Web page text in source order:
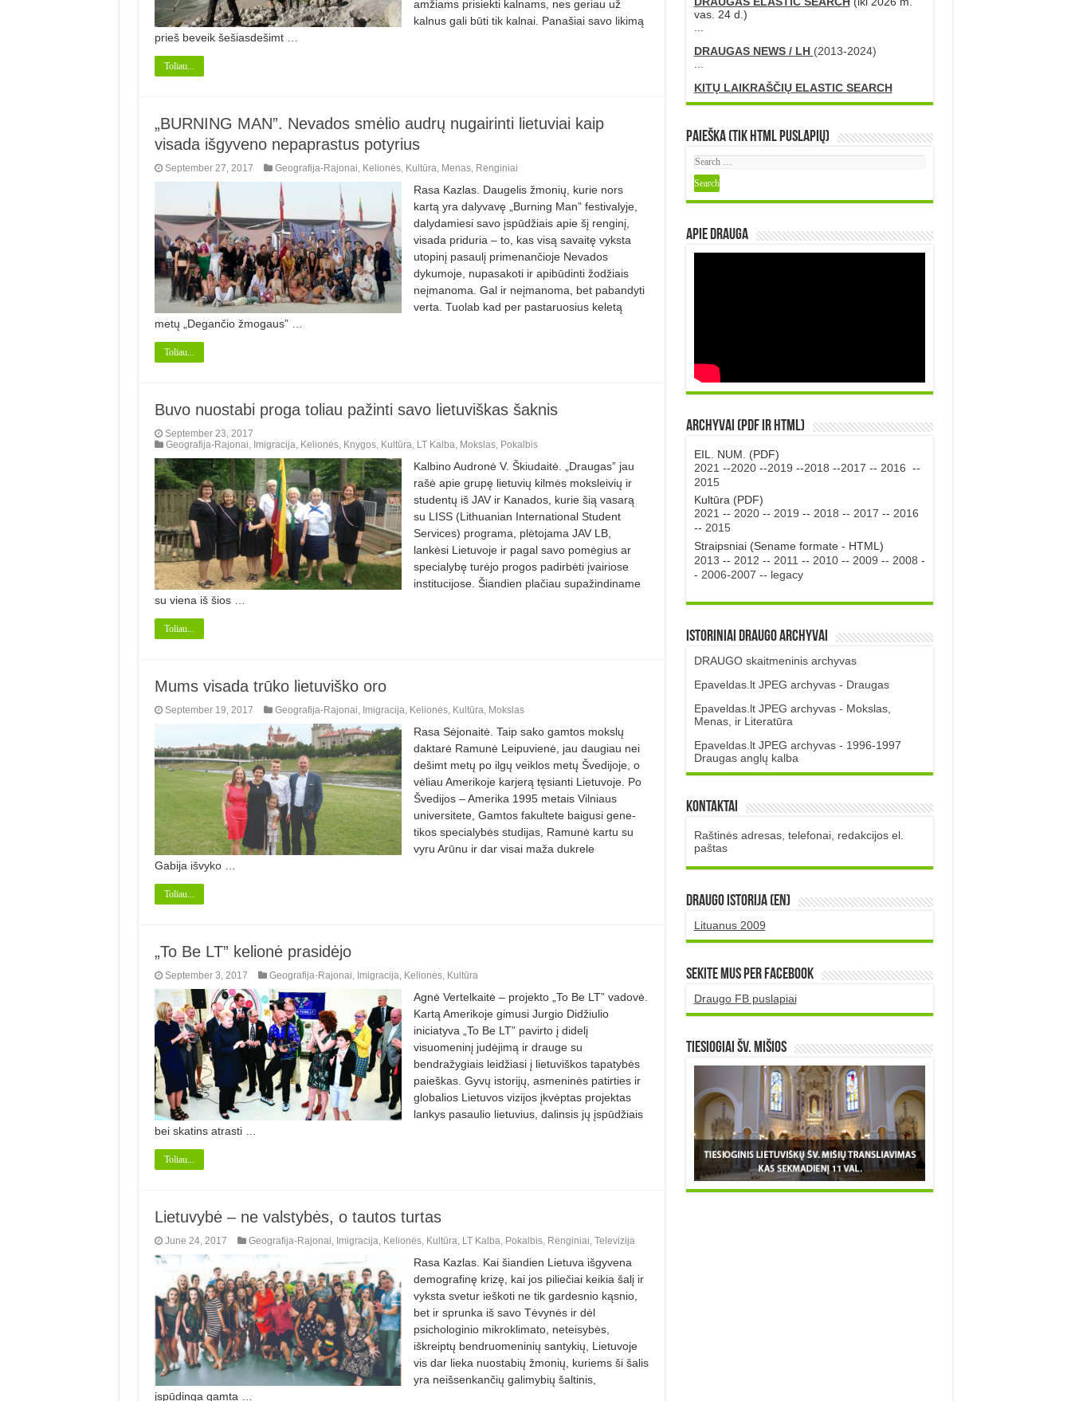
amžiams prisiekti kalnams, nes geriau už
kalnus gali būti tik kalnai. Panašiai savo likimą
prieš beveik šešiasdešimt …
Toliau...
„BURNING MAN”. Nevados smėlio audrų nugairinti lietuviai kaip
visada išgyveno nepaprastus potyrius
September 27, 2017 Geografija-Rajonai Kelionės, Kultūra Menas, Renginiai
Rasa Kazlas. Daugelis žmonių, kurie nors
kartą yra dalyvavę „Burning Man” festivalyje,
dalydamiesi savo įspūdžiais apie šį renginį,
visada priduria – to, kas visą savaitę vyksta
utopinį pasaulį primenančioje Nevados
dykumoje, nupasakoti ir apibūdinti žodžiais
neįmanoma. Gal ir neįmanoma, bet pabandyti
verta. Tuolab kad per pastaruosius keletą
metų „Degančio žmogaus” …
Toliau...
Buvo nuostabi proga toliau pažinti savo lietuviškas šaknis
September 23, 2017
Geografija-Rajonai Imigracija Kelionės, Knygos, Kultūra LT Kalba Mokslas, Pokalbis
Kalbino Audronė V. Škiudaitė. „Draugas” jau
rašė apie grupę lietuvių kilmės moksleivių ir
studentų iš JAV ir Kanados, kurie šią vasarą
su LISS (Lithuanian International Student
Services) programa, plėtojama JAV LB,
lankėsi Lietuvoje ir pagal savo pomėgius ar
specialybę turėjo progos padirbėti įvairiose
institucijose. Šiandien plačiau supažindiname
su viena iš šios …
Toliau...
Mums visada trūko lietuviško oro
September 19, 2017 Geografija-Rajonai Imigracija Kelionės, Kultūra Mokslas
Rasa Sėjonaitė. Taip sako gamtos mokslų
daktarė Ramunė Leipuvienė, jau daugiau nei
dešimt metų po ilgų veiklos metų Švedijoje, o
vėliau Amerikoje karjerą tęsianti Lietuvoje. Po
Švedijos – Amerika 1995 metais Vilniaus
universite­te, Gamtos fakultete baigusi ­gene­
tikos specialybės studijas, Ramunė kartu su
vyru Arūnu ir dar visai maža dukrele
Gabija išvyko …
Toliau...
„To Be LT” kelionė prasidėjo
September 3, 2017 Geografija-Rajonai Imigracija Kelionės, Kultūra
Agnė Vertelkaitė – projekto „To Be LT” vadovė.
Kartą Amerikoje gimusi Jurgio Didžiulio
iniciatyva „To Be LT” pavirto į didelį
visuomeninį judėjimą ir drauge su
bendražygiais leidžiasi į lietuviškos tapatybės
paieškas. Gyvų istorijų, asmeninės patirties ir
globalios Lietuvos vizijos įkvėptas projektas
lankys pasaulio lietuvius, dalinsis jų įspūdžiais
bei skatins atrasti …
Toliau...
Lietuvybė – ne valstybės, o tautos turtas
June 24, 2017 Geografija-Rajonai Imigracija Kelionės, Kultūra LT Kalba Pokalbis, Renginiai Televizija
Rasa Kazlas. Kai šiandien Lietuva išgyvena
demografinę krizę, kai jos piliečiai keikia šalį ir
vyksta svetur ieškoti ne tik gardesnio kąsnio,
bet ir sprunka iš savo Tėvynės ir dėl
psichologinio mikroklimato, neteisybės,
iškreiptų bendruomeninių santykių, Lietuvoje
vis dar lieka nuostabių žmonių, kuriems ši šalis
yra neišsenkančių galimybių šaltinis,
įspūdinga gamta …
vas. 24 d.)
...
DRAUGAS NEWS / LH (2013-2024)
...
KITŲ LAIKRAŠČIŲ ELASTIC SEARCH
Paieška (tik HTML puslapių)
Apie DRAUGA
Archyvai (PDF ir HTML)
EIL. NUM. (PDF)
2021 --2020--2019 --2018 --2017 -- 2016 --
2015
Kultūra (PDF)
2021 -- 2020-- 2019 -- 2018 -- 2017 -- 2016
-- 2015
Straipsniai (Sename formate - HTML)
2013 -- 2012 -- 2011 -- 2010-- 2009 -- 2008 -
- 2006-2007 -- legacy
Istoriniai DRAUGO Archyvai
DRAUGO skaitmeninis archyvas
Epaveldas.lt JPEG archyvas - Draugas
Epaveldas.lt JPEG archyvas - Mokslas,
Menas, ir Literatūra
Epaveldas.lt JPEG archyvas - 1996-1997
Draugas anglų kalba
Kontaktai
Raštinės adresas, telefonai, redakcijos el.
paštas
DRAUGO istorija (EN)
Lituanus 2009
Sekite mus per Facebook
Draugo FB puslapiai
TIESIOGIAI šv. MIŠIOS